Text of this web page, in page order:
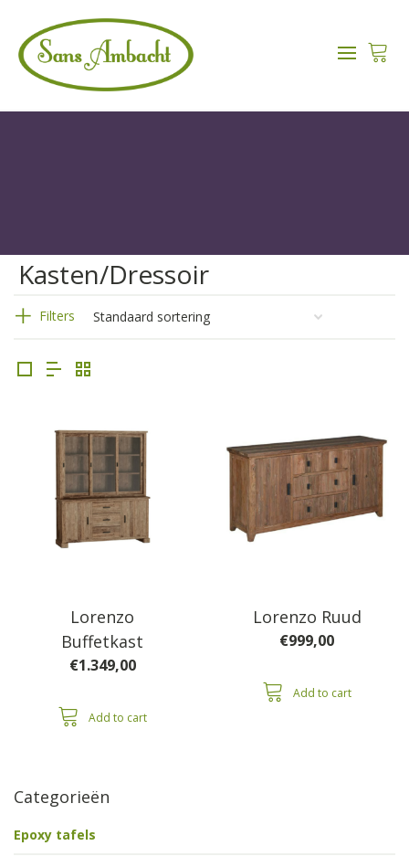
Kasten/Dressoir
Filters
Lorenzo
Buffetkast
€1.349,00
Add to cart
Lorenzo Ruud
€999,00
Add to cart
Categorieën
Epoxy tafels